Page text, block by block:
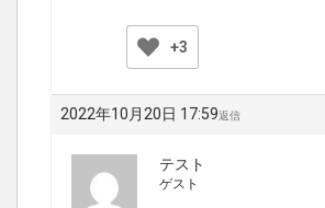
+3
2022年10月20日 17:59返信
テスト
ゲスト